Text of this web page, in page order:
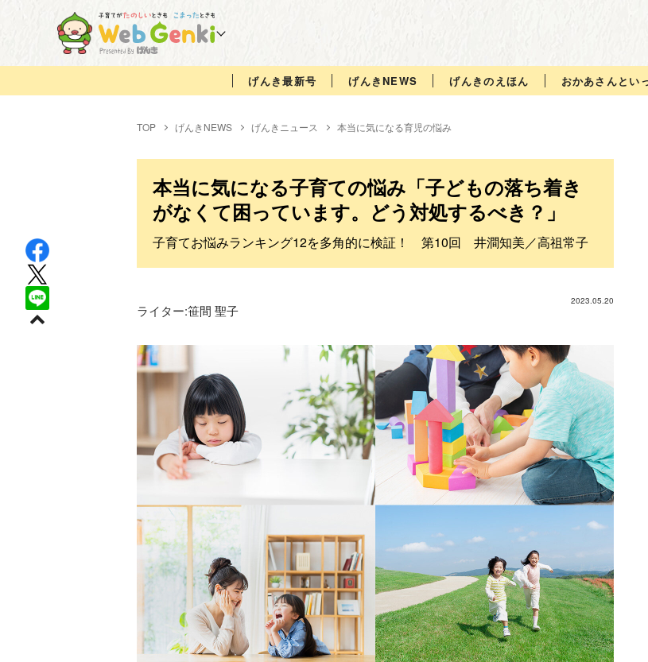
げんき最新号 げんきNEWS げんきのえほん おかあさんとい
TOP げんきNEWS げんきニュース 本当に気になる育児の悩み
本当に気になる子育ての悩み「子どもの落ち着き
がなくて困っています。どう対処するべき？」
子育てお悩みランキング12を多角的に検証！ 第10回 井澗知美／高祖常子
2023.05.20
ライター:笹間 聖子